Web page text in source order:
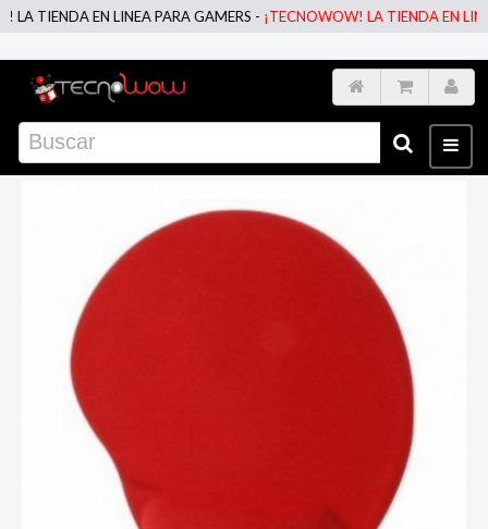
TIENDA EN LINEA PARA GAMERS -¡TECNOWOW! LA TIENDA EN LINEA